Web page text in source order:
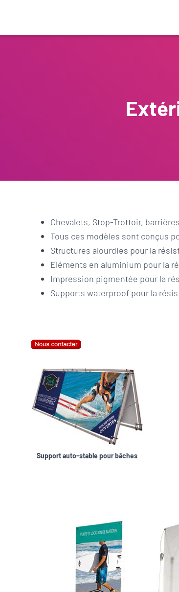
Chevalets, Stop-Trottoir,
Tous ces modèles sont conçus
Structures alourdies pour la
Eléments en aluminium pour la
Impression pigmentée pour la
Supports waterproof pour la
Support auto-stable pour bâches